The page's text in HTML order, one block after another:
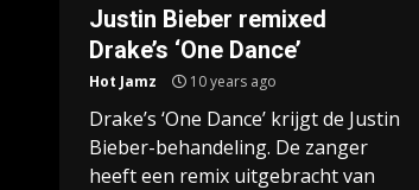
Justin Bieber remixed
Drake’s ‘One Dance’
Hot Jamz 10 years ago
Drake’s ‘One Dance’ krijgt de Justin
Bieber-behandeling. De zanger
heeft een remix uitgebracht van